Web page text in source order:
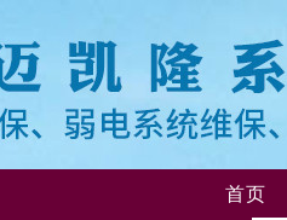
首页